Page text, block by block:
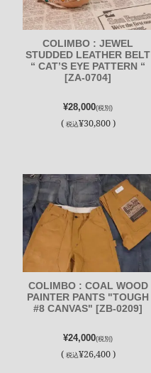
COLIMBO : JEWEL
STUDDED LEATHER BELT
“ CAT’S EYE PATTERN “
[ZA-0704]
¥28,000(税別)
( 税込¥30,800 )
COLIMBO : COAL WOOD
PAINTER PANTS "TOUGH
#8 CANVAS" [ZB-0209]
¥24,000(税別)
( 税込¥26,400 )